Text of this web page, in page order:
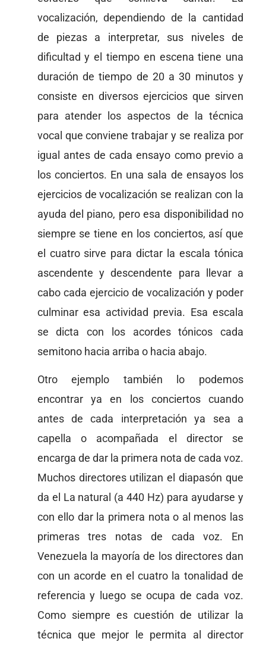
vocalización, dependiendo de la cantidad
de piezas a interpretar, sus niveles de
dificultad y el tiempo en escena tiene una
duración de tiempo de 20 a 30 minutos y
consiste en diversos ejercicios que sirven
para atender los aspectos de la técnica
vocal que conviene trabajar y se realiza por
igual antes de cada ensayo como previo a
los conciertos. En una sala de ensayos los
ejercicios de vocalización se realizan con la
ayuda del piano, pero esa disponibilidad no
siempre se tiene en los conciertos, así que
el cuatro sirve para dictar la escala tónica
ascendente y descendente para llevar a
cabo cada ejercicio de vocalización y poder
culminar esa actividad previa. Esa escala
se dicta con los acordes tónicos cada
semitono hacia arriba o hacia abajo.
Otro ejemplo también lo podemos
encontrar ya en los conciertos cuando
antes de cada interpretación ya sea a
capella o acompañada el director se
encarga de dar la primera nota de cada voz.
Muchos directores utilizan el diapasón que
da el La natural (a 440 Hz) para ayudarse y
con ello dar la primera nota o al menos las
primeras tres notas de cada voz. En
Venezuela la mayoría de los directores dan
con un acorde en el cuatro la tonalidad de
referencia y luego se ocupa de cada voz.
Como siempre es cuestión de utilizar la
técnica que mejor le permita al director